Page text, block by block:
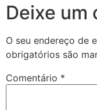
Deixe um
O seu endereço de
obrigatórios são
Comentário *